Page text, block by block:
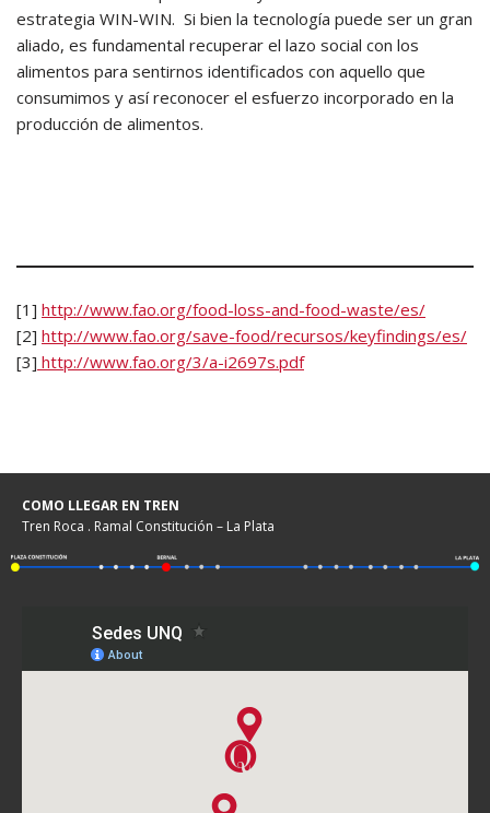
estrategia WIN-WIN. Si bien la tecnología puede ser un gran
aliado, es fundamental recuperar el lazo social con los
alimentos para sentirnos identificados con aquello que
consumimos y así reconocer el esfuerzo incorporado en la
producción de alimentos.
[1] http://www.fao.org/food-loss-and-food-waste/es/
[2] http://www.fao.org/save-food/recursos/keyfindings/es/
[3] http://www.fao.org/3/a-i2697s.pdf
COMO LLEGAR EN TREN
Tren Roca . Ramal Constitución – La Plata